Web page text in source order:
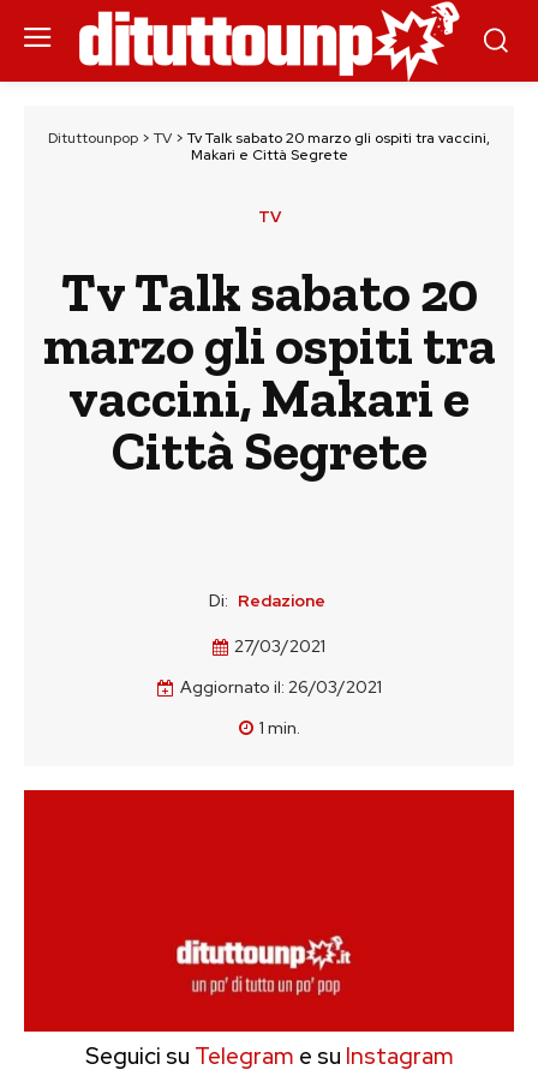
Dituttounpop > TV > Tv Talk sabato 20 marzo gli ospiti tra vaccini,
Makari e Città Segrete
TV
Tv Talk sabato 20
marzo gli ospiti tra
vaccini, Makari e
Città Segrete
Di: Redazione
27/03/2021
Aggiornato il: 26/03/2021
1 min.
Seguici su Telegram e su Instagram